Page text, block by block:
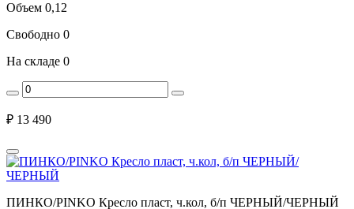
Объем 0,12
Свободно 0
На складе 0
₽ 13 490
ПИНКО/PINKO Кресло пласт, ч.кол, б/п ЧЕРНЫЙ/ЧЕРНЫЙ